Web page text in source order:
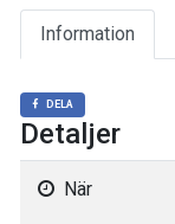
Information
DELA
Detaljer
När